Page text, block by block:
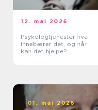
12. mai 2026
Psykologtjenester hva
innebærer det, og når
kan det hjelpe?
01. mai 2026